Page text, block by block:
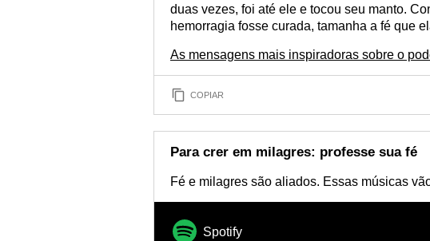
duas vezes, foi até ele e tocou seu manto.
hemorragia fosse curada, tamanha a fé que
As mensagens mais inspiradoras sobre o
COPIAR
Para crer em milagres: professe sua fé
Fé e milagres são aliados. Essas músicas
Spotify